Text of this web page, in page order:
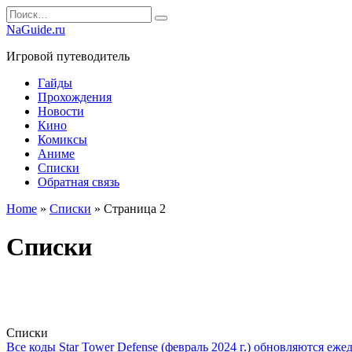
Перейти
к
Search
for:
NaGuide.ru
Игровой путеводитель
Гайды
Прохождения
Новости
Кино
Комиксы
Аниме
Списки
Обратная связь
Home » Списки » Страница 2
Списки
Списки
Все коды Star Tower Defense (февраль 2024 г.) обновляются